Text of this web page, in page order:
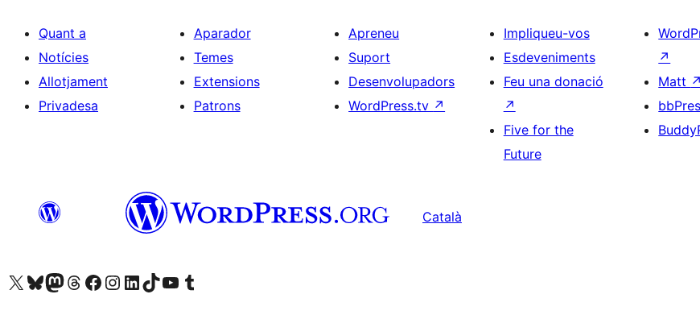
Quant a
Notícies
Allotjament
Privadesa
Aparador
Temes
Extensions
Patrons
Apreneu
Suport
Desenvolupadors
WordPress.tv ↗
Impliqueu-vos
Esdeveniments
Feu una donació
↗
Five for the
Future
↗
Matt ↗
Català
Visiteu el nostre compte X (abans Twitter)
Visiteu el nostre compte de Bluesky
Visiteu el nostre compte al Mastodon
Visiteu el nostre compte de Threads
Visiteu la nostra pàgina al Facebook
Visiteu el nostre compte d'Instagram
Visiteu el nostre compte de LinkedIn
Visiteu el nostre compte de TikTok
Visiteu el nostre canal al YouTube
Visiteu el nostre compte de Tumblr